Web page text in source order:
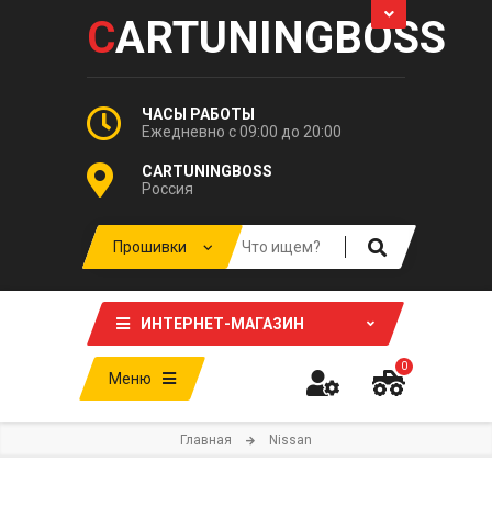
CARTUNINGBOSS
ЧАСЫ РАБОТЫ
Ежедневно с 09:00 до 20:00
CARTUNINGBOSS
Россия
ИНТЕРНЕТ-МАГАЗИН
Меню
0
Главная Nissan